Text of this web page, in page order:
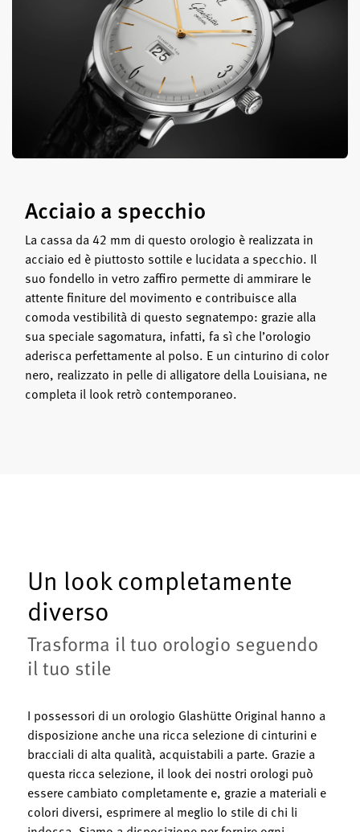
Acciaio a specchio
La cassa da 42 mm di questo orologio è realizzata in
acciaio ed è piuttosto sottile e lucidata a specchio. Il
suo fondello in vetro zaffiro permette di ammirare le
attente finiture del movimento e contribuisce alla
comoda vestibilità di questo segnatempo: grazie alla
sua speciale sagomatura, infatti, fa sì che l’orologio
aderisca perfettamente al polso. E un cinturino di color
nero, realizzato in pelle di alligatore della Louisiana, ne
completa il look retrò contemporaneo.
Un look completamente
diverso
Trasforma il tuo orologio seguendo
il tuo stile
I possessori di un orologio Glashütte Original hanno a
disposizione anche una ricca selezione di cinturini e
bracciali di alta qualità, acquistabili a parte. Grazie a
questa ricca selezione, il look dei nostri orologi può
essere cambiato completamente e, grazie a materiali e
colori diversi, esprimere al meglio lo stile di chi li